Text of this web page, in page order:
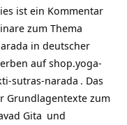
ist ein Kommentar
zum Thema
in deutscher
aufshop.yoga-
sutras-narada . Das
Grundlagentexte zum
Gita und